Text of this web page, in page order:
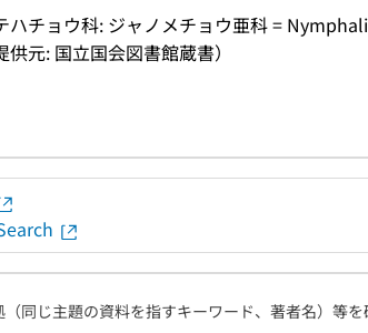
ハチョウ科: ジャノメチョウ亜科 =
供元: 国立国会図書館蔵書）
同じ主題の資料を指すキーワード、著者名）等を